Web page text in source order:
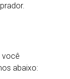
você
abaixo: